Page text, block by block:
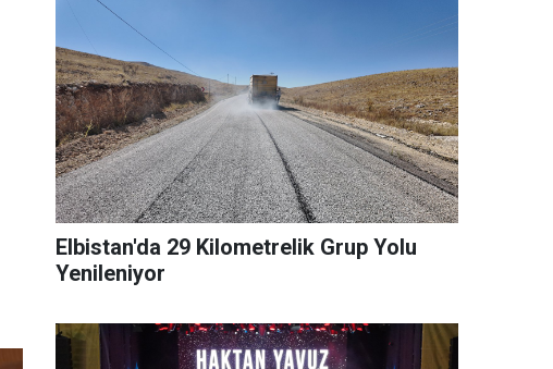
Elbistan'da 29 Kilometrelik Grup Yolu
Yenileniyor